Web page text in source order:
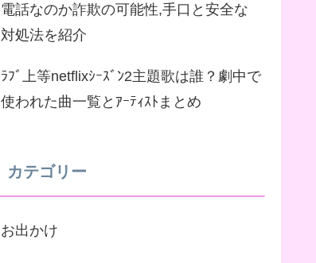
電話なのか詐欺の可能性,手口と安全な
対処法を紹介
ﾗﾌﾞ上等netflixｼｰｽﾞﾝ2主題歌は誰？劇中で
使われた曲一覧とｱｰﾃｨｽﾄまとめ
カテゴリー
お出かけ